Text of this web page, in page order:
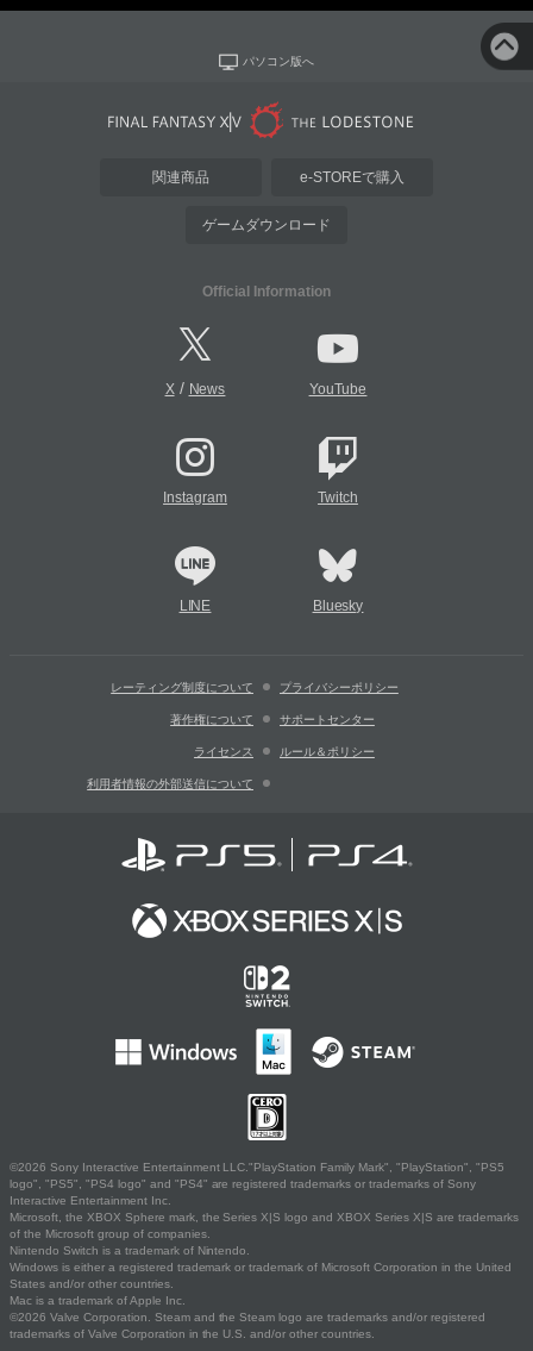
パソコン版へ
関連商品 e-STOREで購入
ゲームダウンロード
Official Information
X/ News YouTube
Instagram Twitch
LINE Bluesky
レーティング制度について プライバシーポリシー
著作権について サポートセンター
ライセンス ルール＆ポリシー
利用者情報の外部送信について
©2026 Sony Interactive Entertainment LLC."PlayStation Family Mark", "PlayStation", "PS5
logo", "PS5", "PS4 logo" and "PS4" are registered trademarks or trademarks of Sony
Interactive Entertainment Inc.
Microsoft, the XBOX Sphere mark, the Series X|S logo and XBOX Series X|S are trademarks
of the Microsoft group of companies.
Nintendo Switch is a trademark of Nintendo.
Windows is either a registered trademark or trademark of Microsoft Corporation in the United
States and/or other countries.
Mac is a trademark of Apple Inc.
©2026 Valve Corporation. Steam and the Steam logo are trademarks and/or registered
trademarks of Valve Corporation in the U.S. and/or other countries.